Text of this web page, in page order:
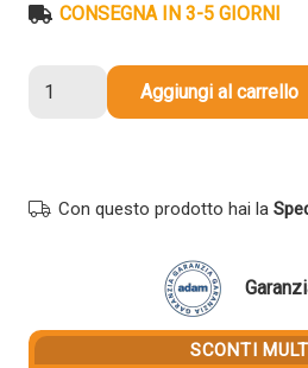
CONSEGNA IN 3-5 GIORNI
compatibile
MAGENTA
Aggiungi al carrello
Con questo prodotto hai la
SCONTI